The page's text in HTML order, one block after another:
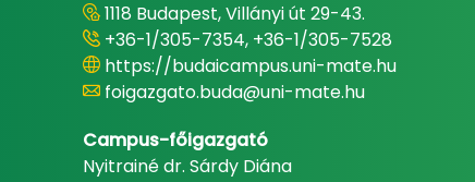
1118 Budapest, Villányi út 29-43.
+36-1/305-7354, +36-1/305-7528
https://budaicampus.uni-mate.hu
foigazgato.buda@uni-mate.hu
Campus-főigazgató
Nyitrainé dr. Sárdy Diána